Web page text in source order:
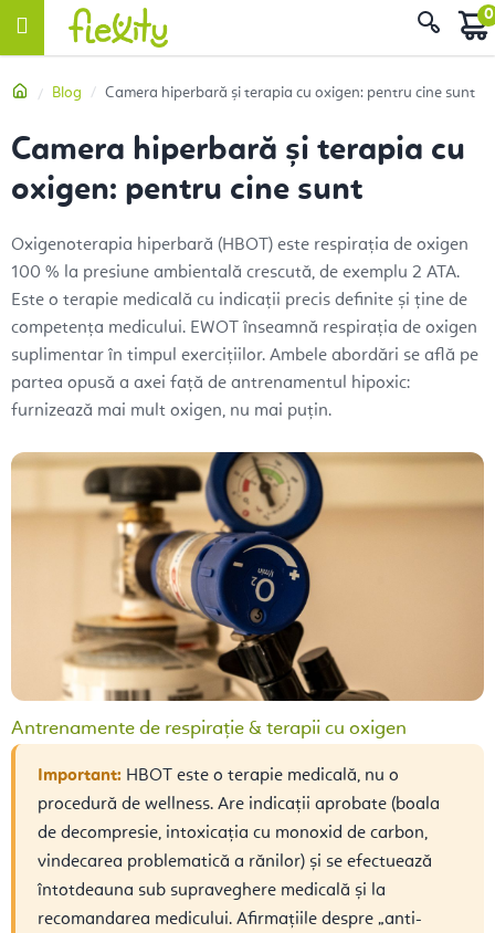
AcasăBlog Camera hiperbară și terapia cu oxigen: pentru cine sunt
Camera hiperbară și terapia cu
oxigen: pentru cine sunt
Oxigenoterapia hiperbară (HBOT) este respirația de oxigen
100 % la presiune ambientală crescută, de exemplu 2 ATA.
Este o terapie medicală cu indicații precis definite și ține de
competența medicului. EWOT înseamnă respirația de oxigen
suplimentar în timpul exercițiilor. Ambele abordări se află pe
partea opusă a axei față de antrenamentul hipoxic:
furnizează mai mult oxigen, nu mai puțin.
Antrenamente de respirație & terapii cu oxigen
Important: HBOT este o terapie medicală, nu o
procedură de wellness. Are indicații aprobate (boala
de decompresie, intoxicația cu monoxid de carbon,
vindecarea problematică a rănilor) și se efectuează
întotdeauna sub supraveghere medicală și la
recomandarea medicului. Afirmațiile despre „anti-